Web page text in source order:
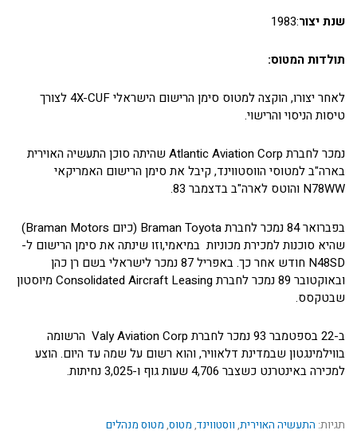
שנת יצור:1983
תולדות המטוס:
לאחר יצורו, הוקצה למטוס סימן הרישום הישראלי 4X-CUF לצורך
טיסות הניסוי והרישוי.
נמכר לחברת Atlantic Aviation Corp שהיתה סוכן התעשיה האוירית
בארה"ב למטוסי הווסטווינד, קיבל את סימן הרישום האמריקאי
N78WW והוטס לארה"ב בדצמבר 83.
בפברואר 84 נמכר לחברת Braman Toyota (כיום Braman Motors)
שהיא סוכנות למכירת מכוניות במיאמי,וזו שינתה את סימן הרישום ל-
N48SD חודש אחר כך. באפריל 87 נמכר לישראלי בשם רן כהן
ובאוקטובר 89 נמכר לחברת Consolidated Aircraft Leasing מיוסטון
שבטקסס.
ב-22 בספטמבר 93 נמכר לחברת Valy Aviation Corp הרשומה
בווילמינגטון שבמדינת דלאוויר, והוא רשום על שמה עד היום. הוצע
למכירה באינטרנט כשצבר 4,706 שעות גוף ו-3,025 נחיתות.
תגיות: התעשיה האוירית, ווסטווינד, מטוס, מטוס מנהלים